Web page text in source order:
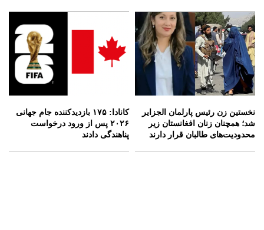
نخستین زن رئیس پارلمان الجزایر
شد؛ همچنان زنان افغانستان زیر
محدودیت‌های طالبان قرار دارند
کانادا: ۱۷۵ بازدیدکننده جام جهانی
۲۰۲۶ پس از ورود درخواست
پناهندگی دادند